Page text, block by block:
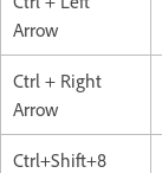
Arrow
Ctrl + Right
Arrow
Ctrl+Shift+8